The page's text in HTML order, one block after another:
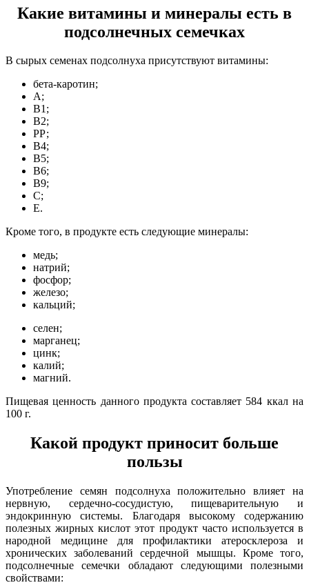
Какие витамины и минералы есть в
подсолнечных семечках
В сырых семенах подсолнуха присутствуют витамины:
бета-каротин;
А;
В1;
В2;
РР;
В4;
В5;
В6;
В9;
С;
Е.
Кроме того, в продукте есть следующие минералы:
медь;
натрий;
фосфор;
железо;
кальций;
селен;
марганец;
цинк;
калий;
магний.
Пищевая ценность данного продукта составляет 584 ккал на
100 г.
Какой продукт приносит больше
пользы
Употребление семян подсолнуха положительно влияет на
нервную, сердечно-сосудистую, пищеварительную и
эндокринную системы. Благодаря высокому содержанию
полезных жирных кислот этот продукт часто используется в
народной медицине для профилактики атеросклероза и
хронических заболеваний сердечной мышцы. Кроме того,
подсолнечные семечки обладают следующими полезными
свойствами: